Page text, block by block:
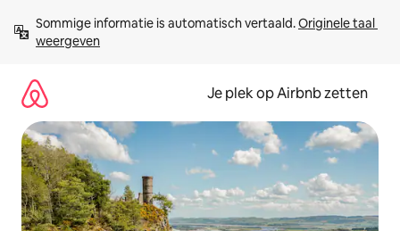
direct
naar
Sommige informatie is automatisch vertaald. Originele taal
weergeven
Je plek op Airbnb zetten